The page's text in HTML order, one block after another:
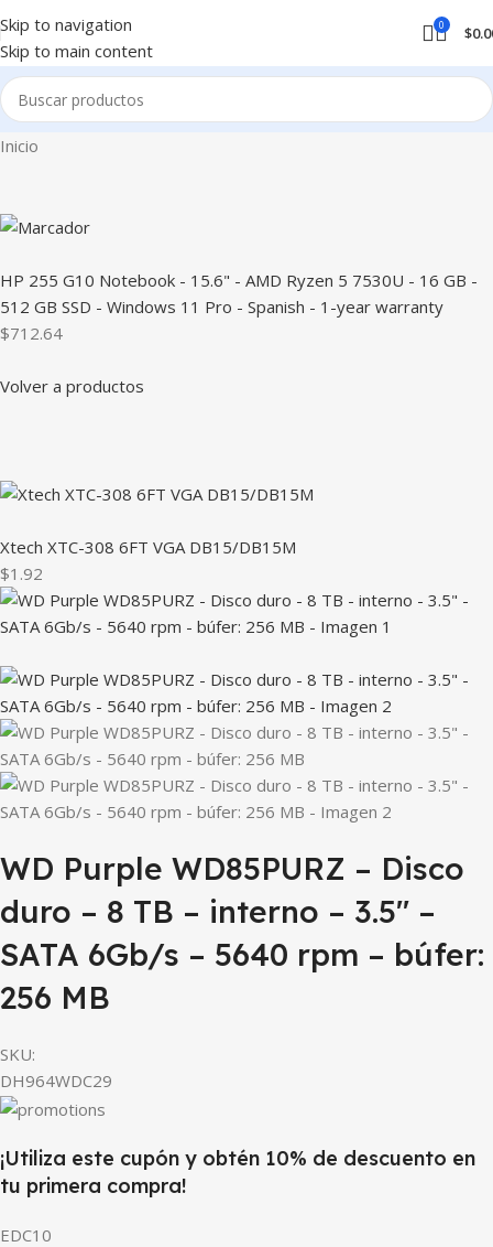
Skip to navigation
Skip to main content
0 $
Inicio
HP 255 G10 Notebook - 15.6" - AMD Ryzen 5 7530U - 16 GB -
512 GB SSD - Windows 11 Pro - Spanish - 1-year warranty
$712.64
Volver a productos
Xtech XTC-308 6FT VGA DB15/DB15M
$1.92
WD Purple WD85PURZ – Disco
duro – 8 TB – interno – 3.5″ –
SATA 6Gb/s – 5640 rpm – búfer:
256 MB
SKU:
DH964WDC29
¡Utiliza este cupón y obtén 10% de descuento en
tu primera compra!
EDC10